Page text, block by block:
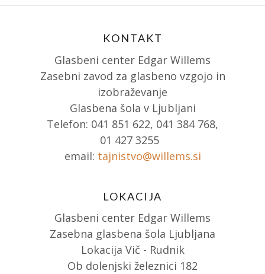
KONTAKT
Glasbeni center Edgar Willems
Zasebni zavod za glasbeno vzgojo in
izobraževanje
Glasbena šola v Ljubljani
Telefon: 041 851 622, 041 384 768,
01 427 3255
email: tajnistvo@willems.si
LOKACIJA
Glasbeni center Edgar Willems
Zasebna glasbena šola Ljubljana
Lokacija Vič - Rudnik
Ob dolenjski železnici 182